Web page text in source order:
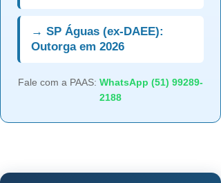
→ SP Águas (ex-DAEE):
Outorga em 2026
Fale com a PAAS: WhatsApp (51) 99289-
2188